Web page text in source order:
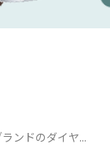
ンドのダイヤ...